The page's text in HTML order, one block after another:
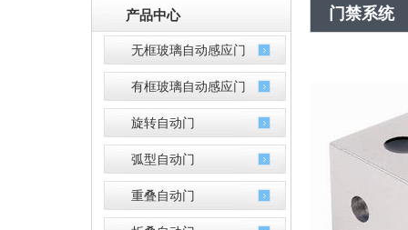
产品中心
无框玻璃自动感应门
有框玻璃自动感应门
旋转自动门
弧型自动门
重叠自动门
门禁系统